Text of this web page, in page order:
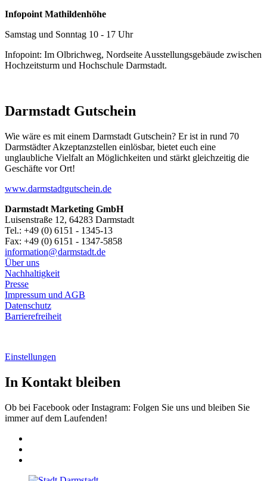
Infopoint Mathildenhöhe
Samstag und Sonntag 10 - 17 Uhr
Infopoint: Im Olbrichweg, Nordseite Ausstellungsgebäude zwischen
Hochzeitsturm und Hochschule Darmstadt.
Darmstadt Gutschein
Wie wäre es mit einem Darmstadt Gutschein? Er ist in rund 70
Darmstädter Akzeptanzstellen einlösbar, bietet euch eine
unglaubliche Vielfalt an Möglichkeiten und stärkt gleichzeitig die
Geschäfte vor Ort!
www.darmstadtgutschein.de
Darmstadt Marketing GmbH
Luisenstraße 12, 64283 Darmstadt
Tel.: +49 (0) 6151 - 1345-13
Fax: +49 (0) 6151 - 1347-5858
information@darmstadt.de
Über uns
Nachhaltigkeit
Presse
Impressum und AGB
Datenschutz
Barrierefreiheit
Einstellungen
In Kontakt bleiben
Ob bei Facebook oder Instagram: Folgen Sie uns und bleiben Sie
immer auf dem Laufenden!